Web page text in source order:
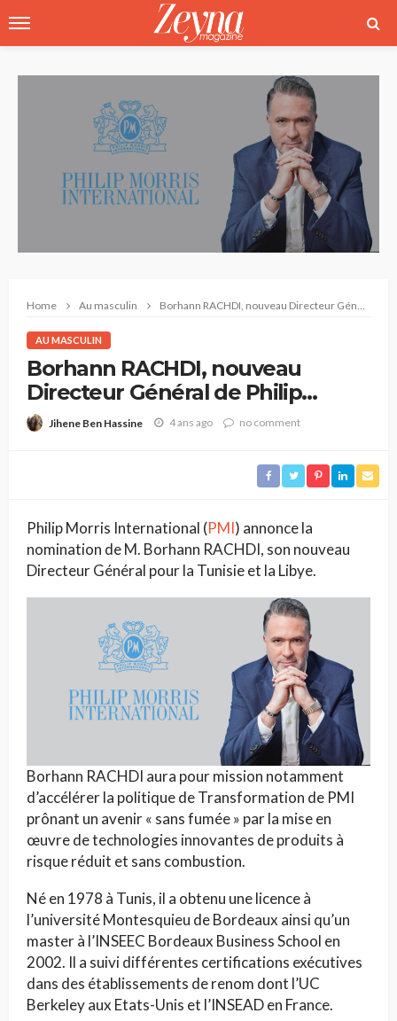
Home Au masculin Borhann RACHDI, nouveau Directeur Général de Philip Morris International en Tunisie
AU MASCULIN
Borhann RACHDI, nouveau
Directeur Général de Philip
Morris International en Tunisie
Jihene Ben Hassine 4 ans ago no comment
Philip Morris International (PMI) annonce la
nomination de M. Borhann RACHDI, son nouveau
Directeur Général pour la Tunisie et la Libye.
Borhann RACHDI aura pour mission notamment
d’accélérer la politique de Transformation de PMI
prônant un avenir « sans fumée » par la mise en
œuvre de technologies innovantes de produits à
risque réduit et sans combustion.
Né en 1978 à Tunis, il a obtenu une licence à
l’université Montesquieu de Bordeaux ainsi qu’un
master à l’INSEEC Bordeaux Business School en
2002. Il a suivi différentes certifications exécutives
dans des établissements de renom dont l’UC
Berkeley aux Etats-Unis et l’INSEAD en France.